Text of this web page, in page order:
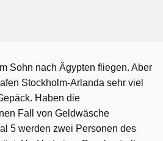
Sohn nach Ägypten fliegen. Aber
Stockholm-Arlanda sehr viel
Haben die
Fall von Geldwäsche
5 werden zwei Personen des